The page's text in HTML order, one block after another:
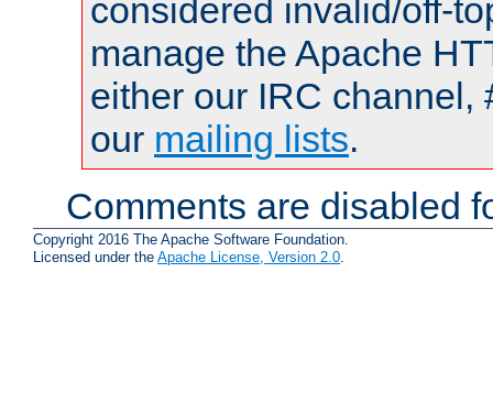
considered invalid/off-
manage the Apache
either our IRC channel,
our mailing lists.
Comments are disabled
Copyright 2016 The Apache Software Foundation.
Licensed under the Apache License, Version 2.0.